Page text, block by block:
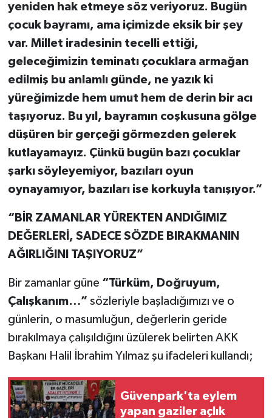
yeniden hak etmeye söz veriyoruz. Bugün
çocuk bayramı, ama içimizde eksik bir şey
var. Millet iradesinin tecelli ettiği,
geleceğimizin teminatı çocuklara armağan
edilmiş bu anlamlı günde, ne yazık ki
yüreğimizde hem umut hem de derin bir acı
taşıyoruz. Bu yıl, bayramın coşkusuna gölge
düşüren bir gerçeği görmezden gelerek
kutlayamayız. Çünkü bugün bazı çocuklar
şarkı söyleyemiyor, bazıları oyun
oynayamıyor, bazıları ise korkuyla tanışıyor.”
“BİR ZAMANLAR YÜREKTEN ANDIĞIMIZ
DEĞERLERİ, SADECE SÖZDE BIRAKMANIN
AĞIRLIĞINI TAŞIYORUZ”
Bir zamanlar güne “Türküm, Doğruyum,
Çalışkanım…” sözleriyle başladığımızı ve o
günlerin, o masumluğun, değerlerin geride
bırakılmaya çalışıldığını üzülerek belirten AKK
Başkanı Halil İbrahim Yılmaz şu ifadeleri kullandı;
Güvenpark'ta eylem
yapan gaziler açlık